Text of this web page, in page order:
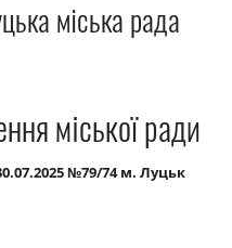
міська рада
міської ради
№79/74 м. Луцьк